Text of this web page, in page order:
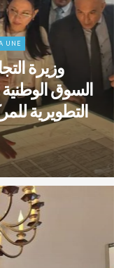
UNE
وزيرة
السوق الوطنية
التطويرية